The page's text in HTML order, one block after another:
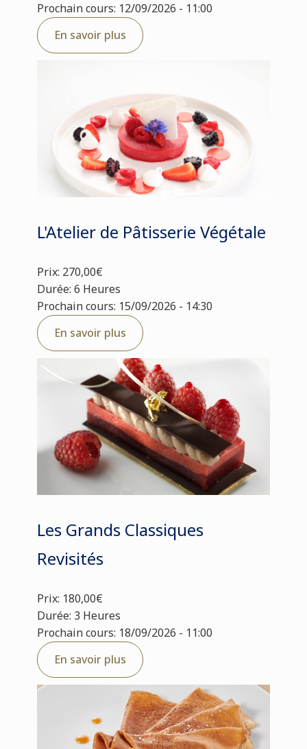
Prochain cours: 12/09/2026 - 11:00
En savoir plus
L'Atelier de Pâtisserie Végétale
Prix: 270,00€
Durée: 6 Heures
Prochain cours: 15/09/2026 - 14:30
En savoir plus
Les Grands Classiques
Revisités
Prix: 180,00€
Durée: 3 Heures
Prochain cours: 18/09/2026 - 11:00
En savoir plus